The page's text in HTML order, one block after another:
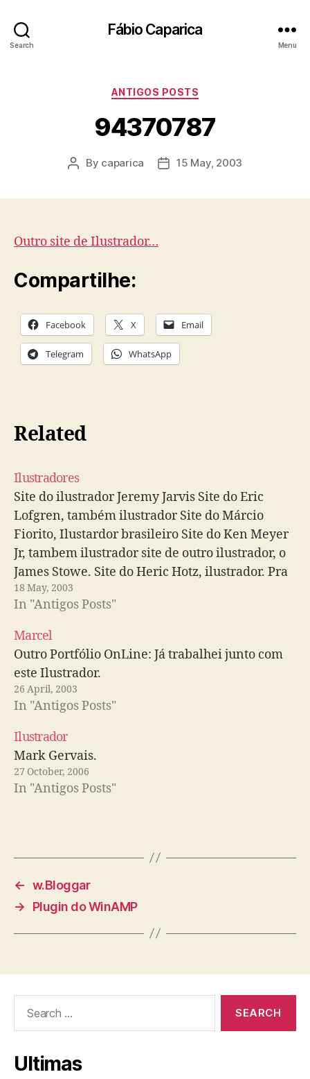
Search
Fábio Caparica
Menu
Categories
ANTIGOS POSTS
94370787
Post
By caparica
Post15 May, 2003
Outro site de Ilustrador…
Compartilhe:
Facebook X Email
Telegram WhatsApp
Related
Ilustradores
Site do ilustrador Jeremy Jarvis Site do Eric
Lofgren, também ilustrador Site do Márcio
Fiorito, Ilustardor brasileiro Site do Ken Meyer
Jr, tambem ilustrador site de outro ilustrador, o
James Stowe. Site do Heric Hotz, ilustrador. Pra
acabar, que já ta cansando... o site do Nate
Barnes.
18 May, 2003
In "Antigos Posts"
Marcel
Outro Portfólio OnLine: Já trabalhei junto com
este Ilustrador.
26 April, 2003
In "Antigos Posts"
Ilustrador
Mark Gervais.
27 October, 2006
In "Antigos Posts"
← w.Bloggar
→
Plugin do WinAMP
Ultimas